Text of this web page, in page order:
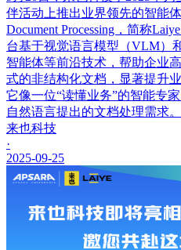
伴活动上推出业界领先的智能
Document Processing，简称
台基于视觉语言模型（VLM）
智能体等前沿技术，帮助企业
式的非结构化文档，显著提升
它像一位“读懂业务”的智能专
自然语言提出的文档处理需求。
来也科技
·
2025-09-25